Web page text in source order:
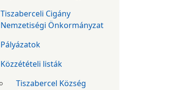
Tiszaberceli Cigány
Nemzetiségi Önkormányzat
Pályázatok
Közzétételi listák
Tiszabercel Község